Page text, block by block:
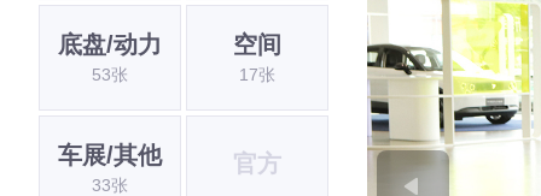
底盘/动力
53张
空间
17张
车展/其他
33张
官方